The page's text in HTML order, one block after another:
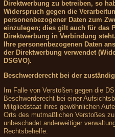
Direktwerbung zu betreiben, so
Widerspruch gegen die
personenbezogener Daten zum
einzulegen; dies gilt auch für das
Direktwerbung in Verbindung
Ihre personenbezogenen Daten
der Direktwerbung verwendet
DSGVO).
Beschwerderecht bei der
Im Falle von Verstößen gegen die
Beschwerderecht bei einer
Mitgliedstaat ihres gewöhnlichen
Orts des mutmaßlichen Verstoßes
unbeschadet anderweitiger
Rechtsbehelfe.